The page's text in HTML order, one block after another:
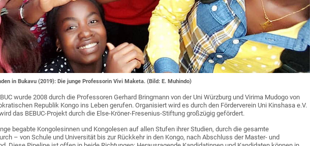
in Bukavu (2019): Die junge Professorin Vivi Maketa. (Bild: E. Muhindo)
wurde 2008 durch die Professoren Gerhard Bringmann von der Uni Würzburg und Virima Mudogo von
Republik Kongo ins Leben gerufen. Organisiert wird es durch den Förderverein Uni Kinshasa e.V.
das BEBUC-Projekt durch die Else-Kröner-Fresenius-Stiftung großzügig gefördert.
begabte Kongolesinnen und Kongolesen auf allen Stufen ihrer Studien, durch die gesamte
– von Schule und Universität bis zur Rückkehr in den Kongo, nach Abschluss der Master- und